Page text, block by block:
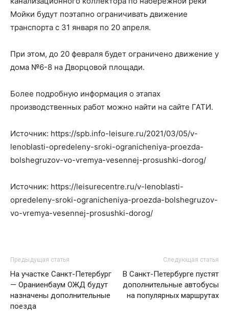
Мойки будут поэтапно ограничивать движение
транспорта с 31 января по 20 апреля.
При этом, до 20 февраля будет ограничено движение у
дома №6-8 на Дворцовой площади.
Более подробную информация о этапах
производственных работ можно найти на сайте ГАТИ.
Источник: https://spb.info-leisure.ru/2021/03/05/v-
lenoblasti-opredeleny-sroki-ogranicheniya-proezda-
bolshegruzov-vo-vremya-vesennej-prosushki-dorog/
Источник: https://leisurecentre.ru/v-lenoblasti-
opredeleny-sroki-ogranicheniya-proezda-bolshegruzov-
vo-vremya-vesennej-prosushki-dorog/
Предыдущая статья
На участке Санкт-Петербург
— Ораниенбаум ОЖД будут
назначены дополнительные
поезда
Следующая статья
В Санкт-Петербурге пустят
дополнительные автобусы
на популярных маршрутах